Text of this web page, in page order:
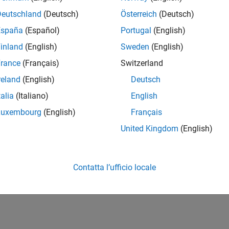
(Deutsch)
(Español)
(English)
(Français)
(English)
(Italiano)
(English)
Österreich (Deutsch)
Portugal (English)
Sweden (English)
Switzerland
Deutsch
English
Français
United Kingdom (English)
Contatta l’ufficio locale